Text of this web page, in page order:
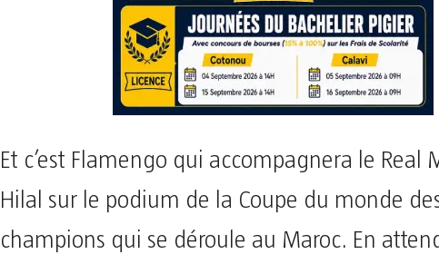
Et c’est Flamengo qui accompagnera le Real
Hilal sur le podium de la Coupe du monde
champions qui se déroule au Maroc. En